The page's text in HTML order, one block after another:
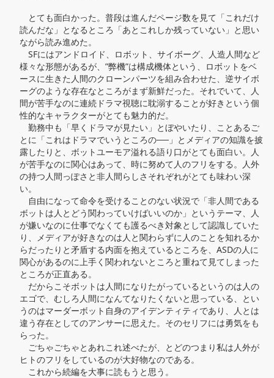
とても面白かった。普段は進んだページ数を見て「これだけ
読んだな」となるところ「あとこれしか残っていない」と思い
ながら読み進めた。
SFにはアンドロイド、ロボット、サイボーグ、人造人間など
様々な形態があるが、”弊機”は構成機体という、ロボットをベ
ースに生きた人間のクローンパーツを組み合わせた、逆サイボ
ーグのような存在なところがまず新鮮だった。それでいて、人
間が苦手なのに連続ドラマ視聴に耽溺することが好きという個
性的なキャラクターがとても魅力的だ。
勤務中も「早くドラマが見たい」とぼやいたり、ことあるご
とに「これはドラマでいうところの──」とメディアの知識を披
露したりと、ボットユーモア溢れる語り口がとても面白い。人
が苦手なのに関心はあって、時に努めて人のフリをする。人外
の持つ人間っぽさと非人間らしさそれぞれがとても味わい深
い。
自由になって命令を受けることのない状況で「非人間である
ボットは人とどう関わっていけばいいのか」というテーマ、人
が嫌いなのに仕事でなくても護るべき対象として認識していた
り、メディアが好きなのは人と関わらずに人のことを知れるか
らだったりと矛盾する内面を抱えているところを、ASDの人に
関心があるのに上手く関われないところと重ねて見てしまった
ところが正直ある。
だからこそボットは人間になりたがっているというのは人の
エゴで、むしろ人間になんてなりたくないと思っている、とい
うのはマーダーボット自身のアイデンティティであり、人とは
違う存在としてのアンサーに思えた。そのセリフには勇気をも
らった。
ごちゃごちゃとあれこれ述べたが、とどのつまり私は人外が
ヒトのフリをしているのが大好物なのである。
これから続編を大事に読もうと思う。